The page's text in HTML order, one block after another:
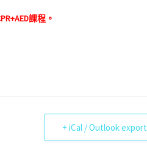
課程。
+ iCal / Outlook export